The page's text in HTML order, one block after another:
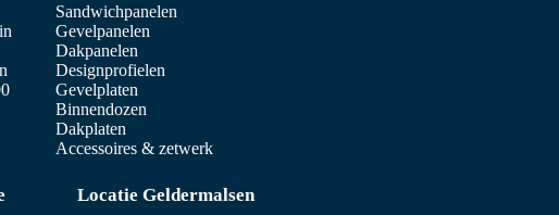
Sandwichpanelen
Gevelpanelen
Dakpanelen
Designprofielen
Gevelplaten
Binnendozen
Dakplaten
Accessoires & zetwerk
Locatie Geldermalsen